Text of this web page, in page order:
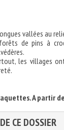
vallées au
de pins à
les villages
A partir
CE DOSSIER